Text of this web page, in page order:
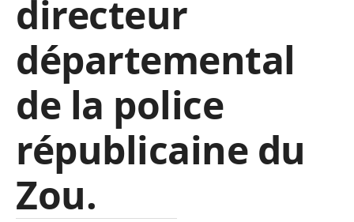
directeur
départemental
de la police
républicaine du
Zou.